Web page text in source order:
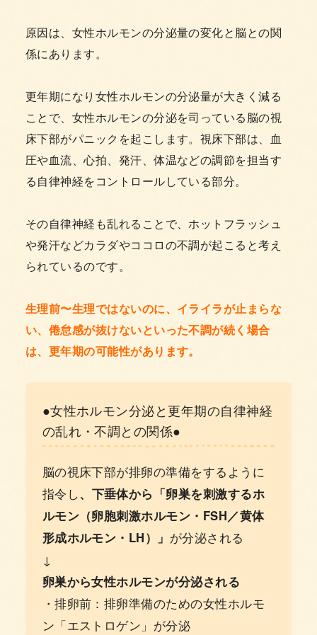
原因は、女性ホルモンの分泌量の変化と脳との関
係にあります。
更年期になり女性ホルモンの分泌量が大きく減る
ことで、女性ホルモンの分泌を司っている脳の視
床下部がパニックを起こします。視床下部は、血
圧や血流、心拍、発汗、体温などの調節を担当す
る自律神経をコントロールしている部分。
その自律神経も乱れることで、ホットフラッシュ
や発汗などカラダやココロの不調が起こると考え
られているのです。
生理前〜生理ではないのに、イライラが止まらな
い、倦怠感が抜けないといった不調が続く場合
は、更年期の可能性があります。
●女性ホルモン分泌と更年期の自律神経
の乱れ・不調との関係●
脳の視床下部が排卵の準備をするように
指令し、下垂体から「卵巣を刺激するホ
ルモン（卵胞刺激ホルモン・FSH／黄体
形成ホルモン・LH）」 が分泌される
↓
卵巣から女性ホルモンが分泌される
・排卵前：排卵準備のための女性ホルモ
ン「エストロゲン」が分泌